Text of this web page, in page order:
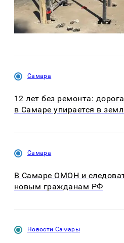
Самара
12 лет без ремонта:
в Самаре упирается в
Самара
В Самаре ОМОН и
новым гражданам РФ
Новости Самары